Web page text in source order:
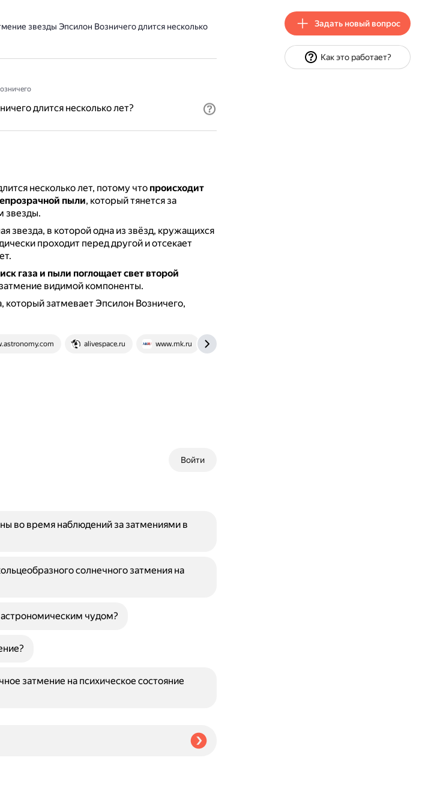
звезды Эпсилон Возничего длится несколько
длится несколько лет?
несколько лет, потому что происходит
пыли, который тянется за
звезды.
звезда, в которой одна из звёзд, кружащихся
проходит перед другой и отсекает
газа и пыли поглощает свет второй
видимой компоненты.
который затмевает Эпсилон Возничего,
alivespace.ru www.mk.ru
Войти
во время наблюдений за затмениями в
солнечного затмения на
чудом?
затмение на психическое состояние
Задать новый вопрос
Как это работает?